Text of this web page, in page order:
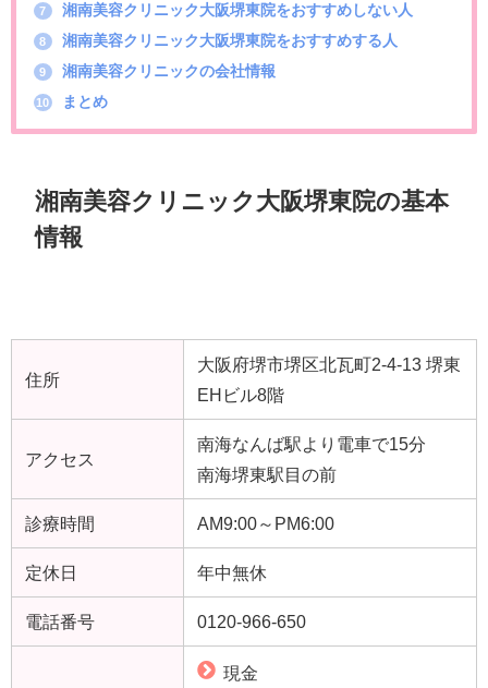
7 湘南美容クリニック大阪堺東院をおすすめしない人
8 湘南美容クリニック大阪堺東院をおすすめする人
9 湘南美容クリニックの会社情報
10 まとめ
湘南美容クリニック大阪堺東院の基本
情報
住所
大阪府堺市堺区北瓦町2-4-13 堺東
EHビル8階
アクセス
南海なんば駅より電車で15分
南海堺東駅目の前
診療時間 AM9:00～PM6:00
定休日 年中無休
電話番号 0120-966-650
現金